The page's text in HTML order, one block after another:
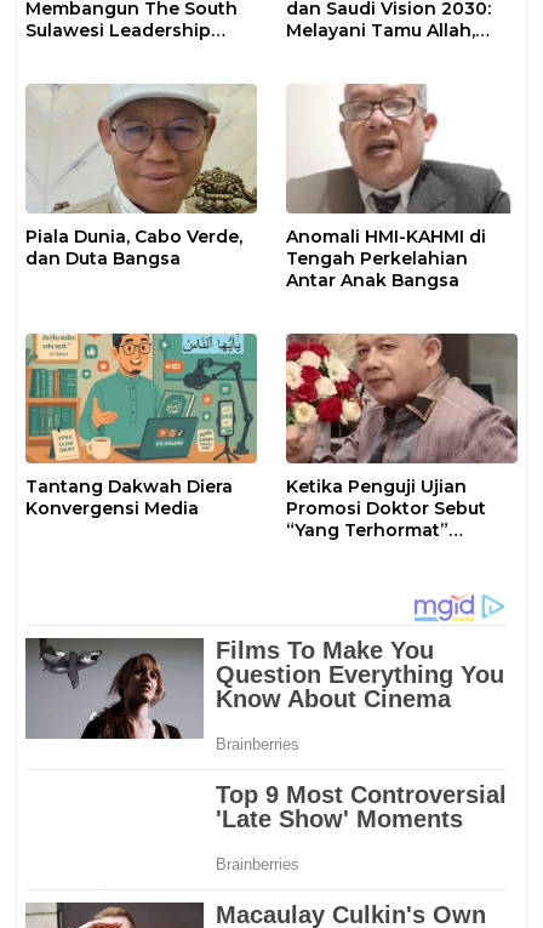
Membangun The South
Sulawesi Leadership
dan Saudi Vision 2030:
Melayani Tamu Allah,
Piala Dunia, Cabo Verde,
dan Duta Bangsa
Anomali HMI-KAHMI di
Tengah Perkelahian
Antar Anak Bangsa
Tantang Dakwah Diera
Konvergensi Media
Ketika Penguji Ujian
Promosi Doktor Sebut
“Yang Terhormat”
Rontok Marwah dan
Sakralnya Sidang
Promosi Doktor